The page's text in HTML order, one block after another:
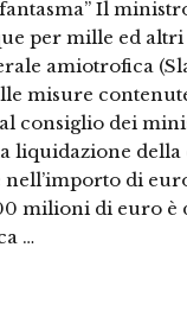
Il
per mille ed altri
amiotrofica
misure
consiglio dei
liquidazione
nell’importo di
milioni di euro è
…